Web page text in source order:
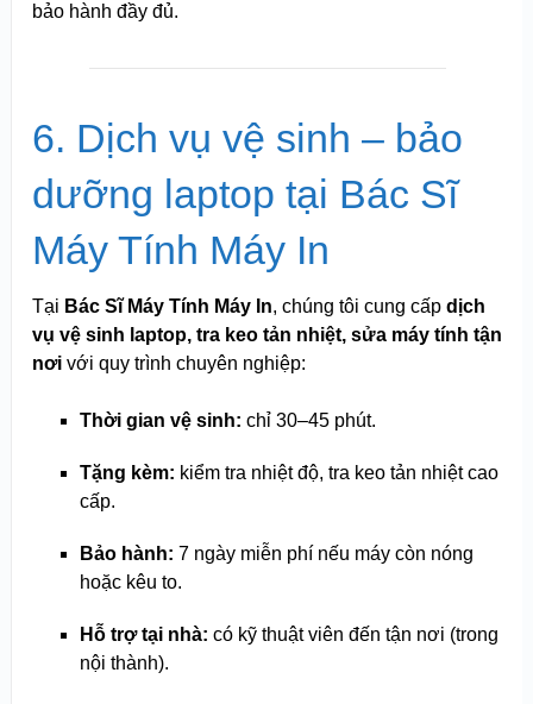
bảo hành đầy đủ.
6. Dịch vụ vệ sinh – bảo
dưỡng laptop tại Bác Sĩ
Máy Tính Máy In
Tại Bác Sĩ Máy Tính Máy In, chúng tôi cung cấp dịch
vụ vệ sinh laptop, tra keo tản nhiệt, sửa máy tính tận
nơivới quy trình chuyên nghiệp:
Thời gian vệ sinh: chỉ 30–45 phút.
Tặng kèm: kiểm tra nhiệt độ, tra keo tản nhiệt cao
cấp.
Bảo hành: 7 ngày miễn phí nếu máy còn nóng
hoặc kêu to.
Hỗ trợ tại nhà: có kỹ thuật viên đến tận nơi (trong
nội thành).